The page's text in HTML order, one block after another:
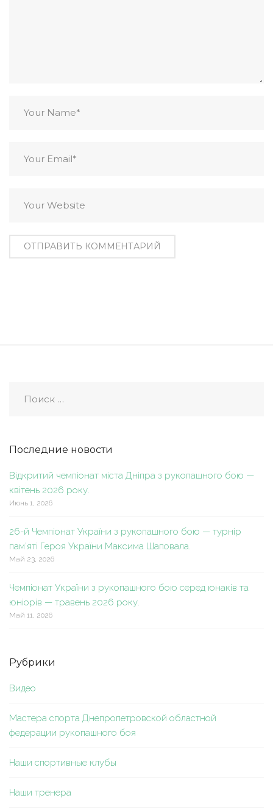
Последние новости
Відкритий чемпіонат міста Дніпра з рукопашного бою —
квітень 2026 року.
Июнь 1, 2026
26-й Чемпіонат України з рукопашного бою — турнір
пам’яті Героя України Максима Шаповала.
Май 23, 2026
Чемпіонат України з рукопашного бою серед юнаків та
юніорів — травень 2026 року.
Май 11, 2026
Рубрики
Видео
Мастера спорта Днепропетровской областной
федерации рукопашного боя
Наши спортивные клубы
Наши тренера